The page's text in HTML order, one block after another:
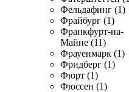
Фельдафинг (1)
Фрайбург (1)
Франкфурт-на-
Майне (11)
Фрауенмарк (1)
Фридберг (1)
Фюрт (1)
Фюссен (1)